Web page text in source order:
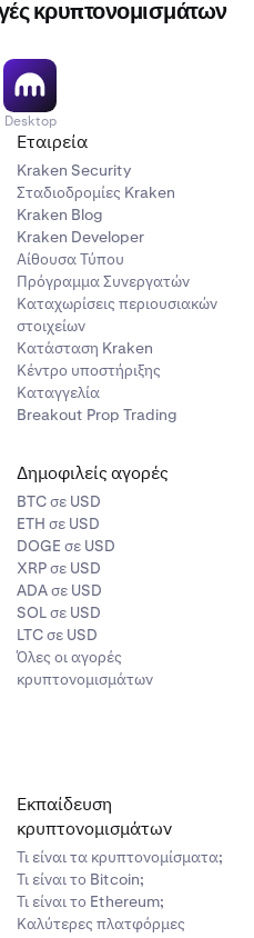
κρυπτονομισμάτων
Desktop
Εταιρεία
Kraken Security
Σταδιοδρομίες Kraken
Kraken Blog
Kraken Developer
Αίθουσα Τύπου
Πρόγραμμα Συνεργατών
Καταχωρίσεις περιουσιακών
στοιχείων
Κατάσταση Kraken
Κέντρο υποστήριξης
Καταγγελία
Breakout Prop Trading
Δημοφιλείς αγορές
BTC σε USD
ETH σε USD
DOGE σε USD
XRP σε USD
ADA σε USD
SOL σε USD
LTC σε USD
Όλες οι αγορές
κρυπτονομισμάτων
Εκπαίδευση
κρυπτονομισμάτων
Τι είναι τα κρυπτονομίσματα;
Τι είναι το Bitcoin;
Τι είναι το Ethereum;
Καλύτερες πλατφόρμες